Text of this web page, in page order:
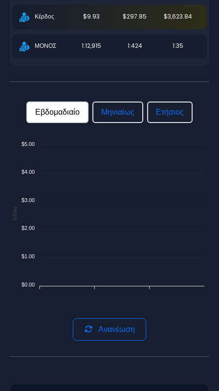
Κέρδος $9.93 $297.85 $3,623.84
ΜΟΝΟΣ 1:12,915 1:424 1:35
Εβδομαδιαίο Μηνιαίως Ετήσιος
$5.00
$4.00
$3.00
$2.00
$1.00
$0.00
$/Day
Ανανέωση